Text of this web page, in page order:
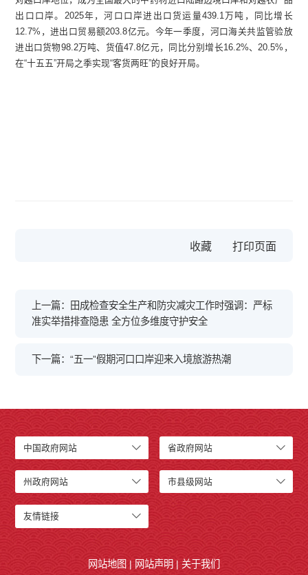
出口口岸。2025年，河口口岸进出口货运量439.1万吨，同比增长
12.7%，进出口贸易额203.8亿元。今年一季度，河口海关共监管验放
进出口货物98.2万吨、货值47.8亿元，同比分别增长16.2%、20.5%，
在“十五五”开局之季实现“客货两旺”的良好开局。
收藏
上一篇：田成检查安全生产和防灾减灾工作时强调：严标
准实举措排查隐患 全方位多维度守护安全
下一篇：“五一”假期河口口岸迎来入境旅游热潮
中国政府网站 省政府网站
州政府网站 市县级网站
友情链接
网站地图 | 网站声明 | 关于我们